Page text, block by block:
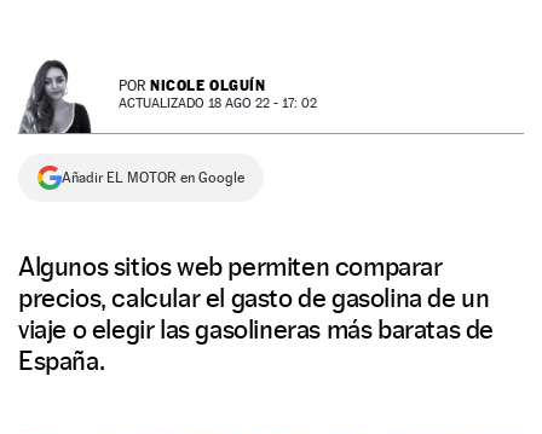
PREMIOS
SERVICIOS
POR NICOLE OLGUÍN
ACTUALIZADO 18 AGO 22 - 17: 02
Añadir EL MOTOR en Google
Algunos sitios web permiten comparar
precios, calcular el gasto de gasolina de un
viaje o elegir las gasolineras más baratas de
España.